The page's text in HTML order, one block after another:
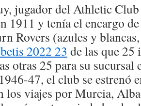
jugador del Athletic
1911 y tenía el encargo
Rovers (azules y
2022 23 de las que
otras 25 para su
47, el club se estrenó
los viajes por Murcia,